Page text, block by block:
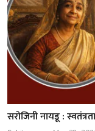
सरोजिनी नायडू :